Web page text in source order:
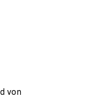
von